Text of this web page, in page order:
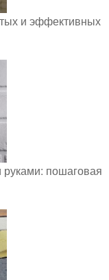
и эффективных
руками: пошаговая